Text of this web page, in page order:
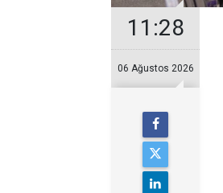
11:28
06 Ağustos 2026